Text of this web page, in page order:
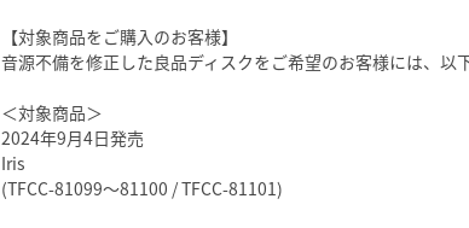
【対象商品をご購入のお客様】
音源不備を修正した良品ディスクをご希望のお客様には、以
＜対象商品＞
2024年9月4日発売
Iris
(TFCC-81099〜81100 / TFCC-81101)